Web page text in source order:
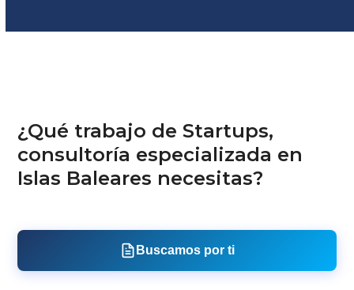
¿Qué trabajo de Startups,
consultoría especializada en
Islas Baleares necesitas?
Buscamos por ti